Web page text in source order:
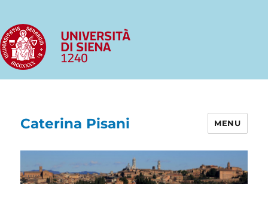
Caterina Pisani MENU